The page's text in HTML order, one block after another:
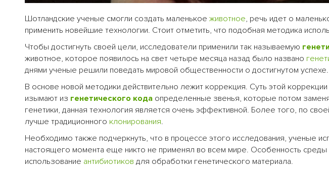
Шотландские ученые смогли создать маленькое животное, речь идет о
применить новейшие технологии. Стоит отметить, что подобная методика
Чтобы достигнуть своей цели, исследователи применили так называемую
животное, которое появилось на свет четыре месяца назад было названо
днями ученые решили поведать мировой общественности о достигнутом успехе.
В основе новой методики действительно лежит коррекция. Суть этой
изымают из генетического кода определенные звенья, которые потом
генетики, данная технология является очень эффективной. Более того, по
лучше традиционного клонирования.
Необходимо также подчеркнуть, что в процессе этого исследования, ученые
настоящего момента еще никто не применял во всем мире. Особенность среды
использование антибиотиков для обработки генетического материала.